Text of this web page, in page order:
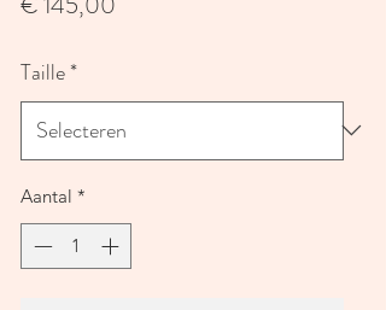
Taille*
Aantal *